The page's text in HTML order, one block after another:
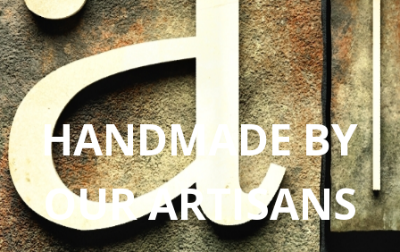
HANDMADE BY
OUR ARTISANS